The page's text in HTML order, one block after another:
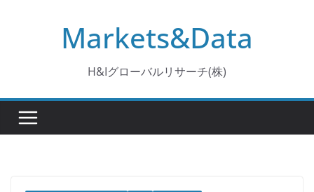
Markets&Data
H&Iグローバルリサーチ(株)